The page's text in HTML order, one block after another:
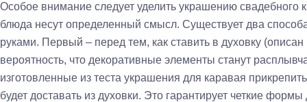
Особое внимание следует уделить украшению свадебного
блюда несут определенный смысл. Существует два
руками. Первый – перед тем, как ставить в духовку
вероятность, что декоративные элементы станут
изготовленные из теста украшения для каравая
будет доставать из духовки. Это гарантирует четкие формы